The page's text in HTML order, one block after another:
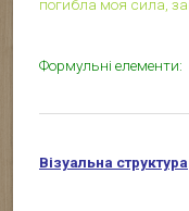
погибла моя сила,
Формульні елементи:
Візуальна структура